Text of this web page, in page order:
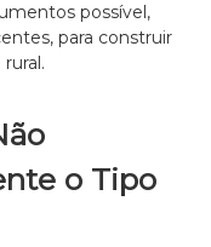
possível,
para construir
o Tipo